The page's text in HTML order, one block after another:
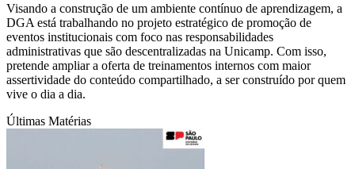
Visando a construção de um ambiente contínuo de aprendizagem, a
DGA está trabalhando no projeto estratégico de promoção de
eventos institucionais com foco nas responsabilidades
administrativas que são descentralizadas na Unicamp. Com isso,
pretende ampliar a oferta de treinamentos internos com maior
assertividade do conteúdo compartilhado, a ser construído por quem
vive o dia a dia.
Últimas Matérias